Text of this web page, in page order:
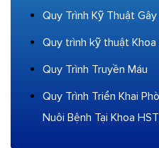
Quy Trình Kỹ Thuật
Quy trình kỹ thuật Khoa
Quy Trình Truyền Máu
Quy Trình Triển Khai
Nuôi Bệnh Tại Khoa